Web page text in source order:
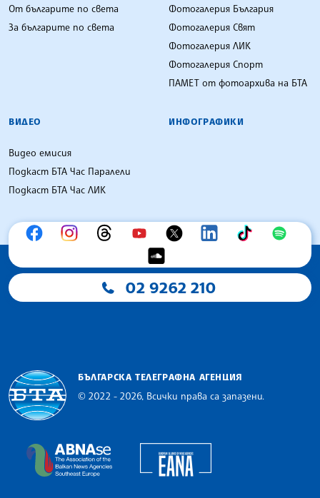
От българите по света
За българите по света
Фотогалерия България
Фотогалерия Свят
Фотогалерия ЛИК
Фотогалерия Спорт
ПАМЕТ от фотоархива на БТА
ВИДЕО
Видео емисия
Подкаст БТА Час Паралели
Подкаст БТА Час ЛИК
ИНФОГРАФИКИ
02 9262 210
БЪЛГАРСКА ТЕЛЕГРАФНА АГЕНЦИЯ
© 2022 - 2026, Всички права са запазени.
The Assocoation of the Balkan News Agencies